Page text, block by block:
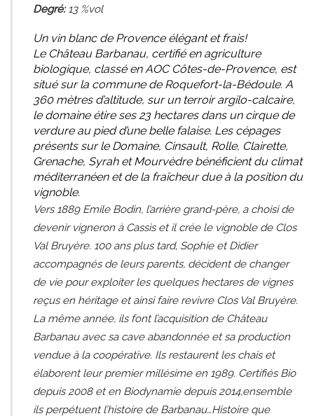
Degré:13 %vol
Un vin blanc de Provence élégant et frais!
Le Château Barbanau, certifié en agriculture
biologique, classé en AOC Côtes-de-Provence, est
situé sur la commune de Roquefort-la-Bédoule. A
360 mètres d’altitude, sur un terroir argilo-calcaire,
le domaine étire ses 23 hectares dans un cirque de
verdure au pied d’une belle falaise. Les cépages
présents sur le Domaine, Cinsault, Rolle, Clairette,
Grenache, Syrah et Mourvèdre bénéficient du climat
méditerranéen et de la fraîcheur due à la position du
vignoble.
Vers 1889 Emile Bodin, l’arrière grand-père, a choisi de
devenir vigneron à Cassis et il crée le vignoble de Clos
Val Bruyère. 100 ans plus tard, Sophie et Didier
accompagnés de leurs parents, décident de changer
de vie pour exploiter les quelques hectares de vignes
reçus en héritage et ainsi faire revivre Clos Val Bruyère.
La même année, ils font l’acquisition de Château
Barbanau avec sa cave abandonnée et sa production
vendue à la coopérative. Ils restaurent les chais et
élaborent leur premier millésime en 1989. Certifiés Bio
depuis 2008 et en Biodynamie depuis 2014,ensemble
ils perpétuent l’histoire de Barbanau…Histoire que